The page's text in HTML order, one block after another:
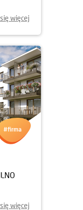
więcej
więcej